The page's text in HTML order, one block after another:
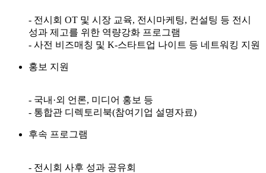
- 전시회 OT 및 시장 교육, 전시마케팅, 컨설팅 등 전시
성과 제고를 위한 역량강화 프로그램
- 사전 비즈매칭 및 K-스타트업 나이트 등 네트워킹 지원
홍보 지원
- 국내·외 언론, 미디어 홍보 등
- 통합관 디렉토리북(참여기업 설명자료)
후속 프로그램
- 전시회 사후 성과 공유회